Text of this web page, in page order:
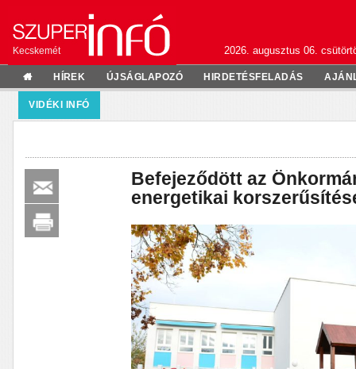
Kecskemét 2026. augusztus 06.
HÍREK ÚJSÁGLAPOZÓ HIRDETÉSFELADÁS
VIDÉKI INFÓ
Befejeződött az
energetikai